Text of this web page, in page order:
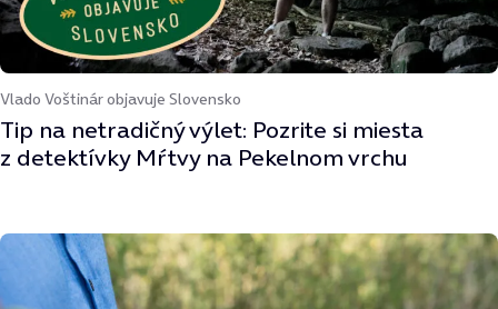
Vlado Voštinár objavuje Slovensko
Tip na netradičný výlet: Pozrite si miesta
z detektívky Mŕtvy na Pekelnom vrchu